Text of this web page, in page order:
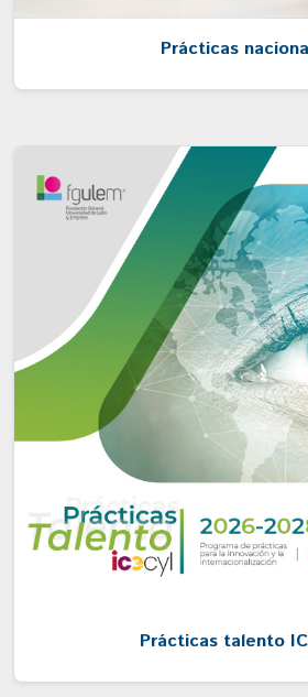
Prácticas
Prácticas talento